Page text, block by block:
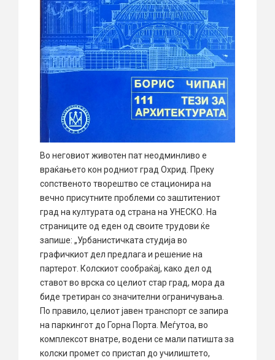
Во неговиот животен пат неодминливо е
враќањето кон родниот град Охрид. Преку
сопственото творештво се стационира на
вечно присутните проблеми со заштитениот
град на културата од страна на УНЕСКО. На
страниците од еден од своите трудови ќе
запише: „Урбанистичката студија во
графичкиот дел предлага и решение на
партерот. Колскиот сообраќај, како дел од
ставот во врска со целиот стар град, мора да
биде третиран со значителни ограничувања.
По правило, целиот јавен транспорт се запира
на паркингот до Горна Порта. Меѓутоа, во
комплексот внатре, водени се мали патишта за
колски промет со пристап до училиштето,